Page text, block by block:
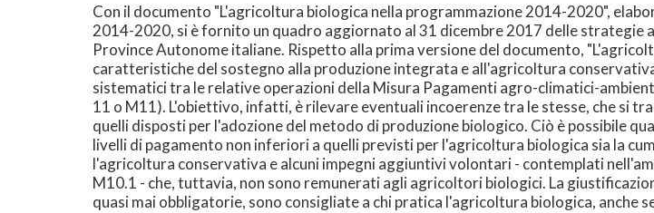
Con il documento "L'agricoltura biologica nella programmazione 2014-2020",
2014-2020, si è fornito un quadro aggiornato al 31 dicembre 2017 delle strategie
Province Autonome italiane. Rispetto alla prima versione del documento,
caratteristiche del sostegno alla produzione integrata e all'agricoltura
sistematici tra le relative operazioni della Misura Pagamenti agro-climatici-
11 o M11). L'obiettivo, infatti, è rilevare eventuali incoerenze tra le stesse, che si
quelli disposti per l'adozione del metodo di produzione biologico. Ciò è possibile
livelli di pagamento non inferiori a quelli previsti per l'agricoltura biologica sia la
l'agricoltura conservativa e alcuni impegni aggiuntivi volontari - contemplati
M10.1 - che, tuttavia, non sono remunerati agli agricoltori biologici. La
quasi mai obbligatorie, sono consigliate a chi pratica l'agricoltura biologica,